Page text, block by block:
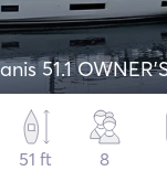
51.1
51 ft
8